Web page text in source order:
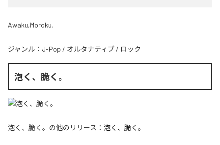
Awaku,Moroku.
ジャンル： J-Pop / オルタナティブ / ロック
泡く、脆く。
泡く、脆く。 の他のリリース： 泡く、脆く。